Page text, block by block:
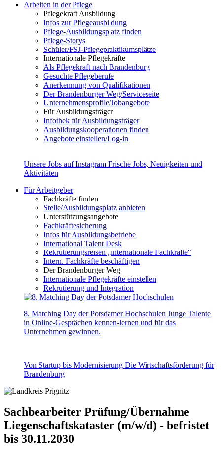
Arbeiten in der Pflege
Pflegekraft Ausbildung
Infos zur Pflegeausbildung
Pflege-Ausbildungsplatz finden
Pflege-Storys
Schüler/FSJ-Pflegepraktikumsplätze
Internationale Pflegekräfte
Als Pflegekraft nach Brandenburg
Gesuchte Pflegeberufe
Anerkennung von Qualifikationen
Der Brandenburger Weg/Serviceseite
Unternehmensprofile/Jobangebote
Für Ausbildungsträger
Infothek für Ausbildungsträger
Ausbildungskooperationen finden
Angebote einstellen/Log-in
Unsere Jobs auf Instagram Frische Jobs, Neuigkeiten und
Aktivitäten
Für Arbeitgeber
Fachkräfte finden
Stelle/Ausbildungsplatz anbieten
Unterstützungsangebote
Fachkräftesicherung
Infos für Ausbildungsbetriebe
International Talent Desk
Rekrutierungsreisen „internationale Fachkräfte“
Intern. Fachkräfte beschäftigen
Der Brandenburger Weg
Internationale Pflegekräfte einstellen
Rekrutierung und Integration
8. Matching Day der Potsdamer Hochschulen Junge Talente
in Online-Gesprächen kennen-lernen und für das
Unternehmen gewinnen.
Von Startup bis Modernisierung Die Wirtschaftsförderung für
Brandenburg
Sachbearbeiter Prüfung/Übernahme
Liegenschaftskataster (m/w/d) - befristet
bis 30.11.2030